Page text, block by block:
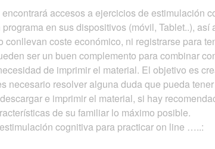
accesos a ejercicios de estimulación
en sus dispositivos (móvil, Tablet..),
coste económico, ni registrarse para
ser un buen complemento para combinar
de imprimir el material. El objetivo es
necesario resolver alguna duda que pueda
e imprimir el material, si hay
de su familiar lo máximo posible.
cognitiva para practicar on line …..: